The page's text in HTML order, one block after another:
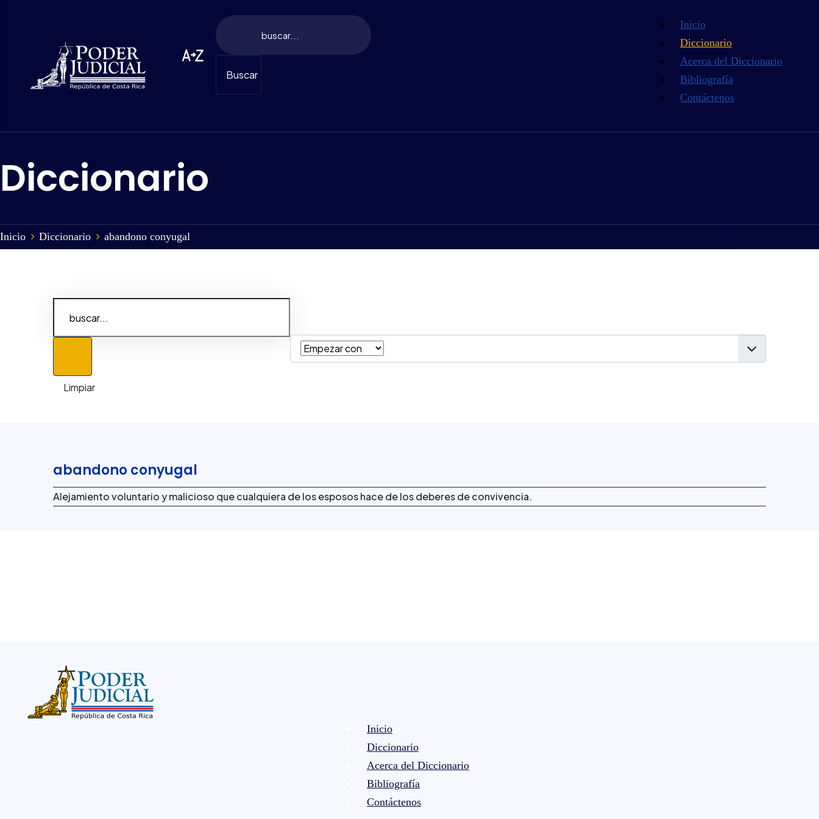
Buscar
Inicio
Diccionario
Acerca del Diccionario
Bibliografía
Contáctenos
Diccionario
Inicio Diccionario abandono conyugal
abandono conyugal
Alejamiento voluntario y malicioso que cualquiera de los esposos hace de los deberes de convivencia.
Inicio
Diccionario
Acerca del Diccionario
Bibliografía
Contáctenos